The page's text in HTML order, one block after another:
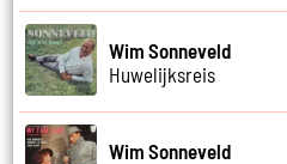
Wim Sonneveld
Huwelijksreis
Wim Sonneveld